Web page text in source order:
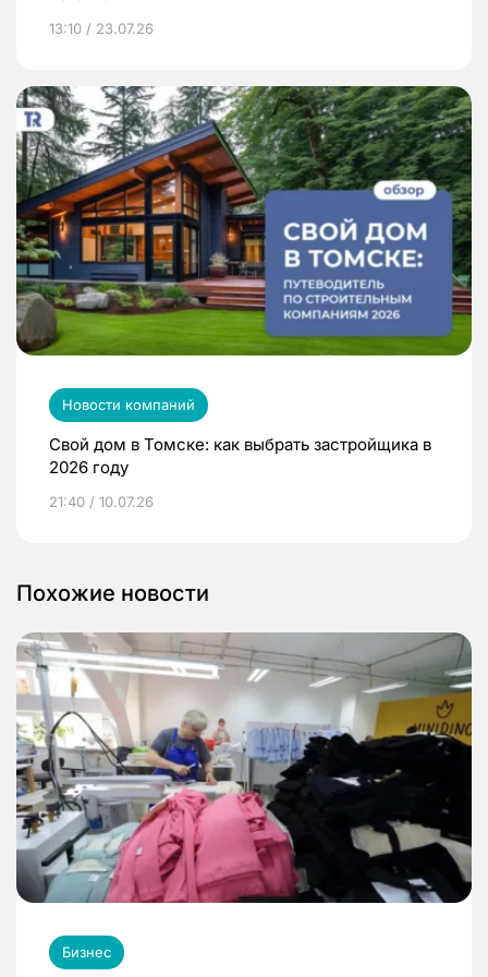
13:10 / 23.07.26
Новости компаний
Свой дом в Томске: как выбрать застройщика в
2026 году
21:40 / 10.07.26
Похожие новости
Бизнес